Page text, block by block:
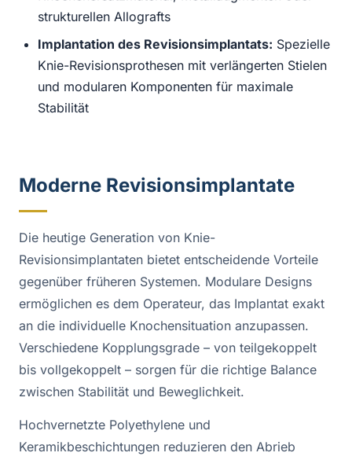
strukturellen Allografts
Implantation des Revisionsimplantats: Spezielle
Knie-Revisionsprothesen mit verlängerten Stielen
und modularen Komponenten für maximale
Stabilität
Moderne Revisionsimplantate
Die heutige Generation von Knie-
Revisionsimplantaten bietet entscheidende Vorteile
gegenüber früheren Systemen. Modulare Designs
ermöglichen es dem Operateur, das Implantat exakt
an die individuelle Knochensituation anzupassen.
Verschiedene Kopplungsgrade – von teilgekoppelt
bis vollgekoppelt – sorgen für die richtige Balance
zwischen Stabilität und Beweglichkeit.
Hochvernetzte Polyethylene und
Keramikbeschichtungen reduzieren den Abrieb